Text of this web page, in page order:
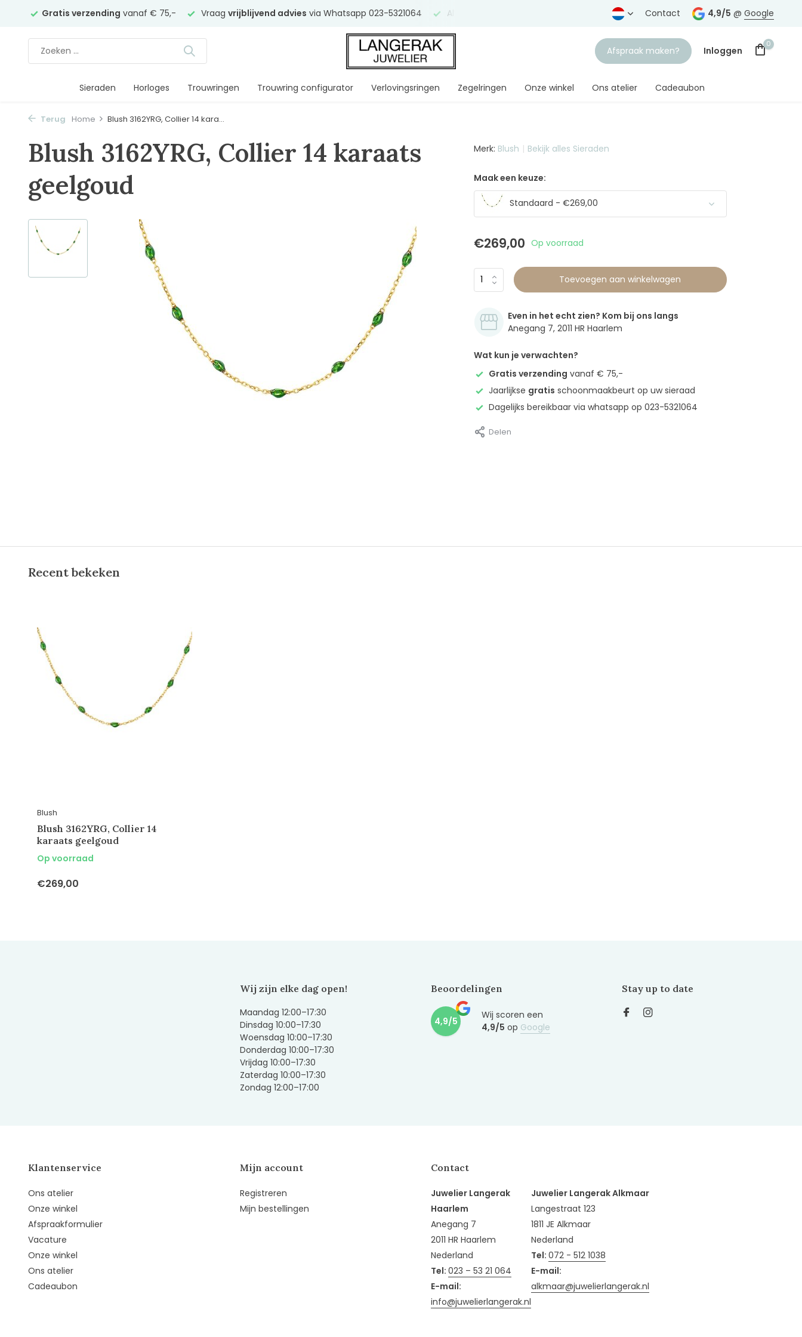
Gratis verzending vanaf € 75,- Vraag vrijblijvend advies via Whatsapp 023-5321064 Al Gratis verzending vanaf € 75,-
Contact 4,9/5 @ Google
Afspraak maken? Inloggen
0
Sieraden Horloges Trouwringen Trouwring configurator Verlovingsringen Zegelringen Onze winkel Ons atelier Cadeaubon
Terug Home Blush 3162YRG, Collier 14 kara...
Blush 3162YRG, Collier 14 karaats
geelgoud
Merk: Blush Bekijk alles Sieraden
Maak een keuze:
Standaard - €269,00
€269,00 Op voorraad
Toevoegen aan winkelwagen
Even in het echt zien? Kom bij ons langs
Anegang 7, 2011 HR Haarlem
Wat kun je verwachten?
Gratis verzending vanaf € 75,-
Jaarlijkse gratis schoonmaakbeurt op uw sieraad
Dagelijks bereikbaar via whatsapp op 023-5321064
Delen
Recent bekeken
Blush
Blush 3162YRG, Collier 14
karaats geelgoud
Op voorraad
€269,00
Wij zijn elke dag open!
Maandag 12:00–17:30
Dinsdag 10:00–17:30
Woensdag 10:00–17:30
Donderdag 10:00–17:30
Vrijdag 10:00–17:30
Zaterdag 10:00–17:30
Zondag 12:00–17:00
Beoordelingen
4,9/5
Wij scoren een
4,9/5 op Google
Stay up to date
Klantenservice
Ons atelier
Onze winkel
Afspraakformulier
Vacature
Onze winkel
Ons atelier
Cadeaubon
Mijn account
Registreren
Mijn bestellingen
Contact
Juwelier Langerak
Haarlem
Anegang 7
2011 HR Haarlem
Nederland
Tel: 023 – 53 21 064
E-mail:
info@juwelierlangerak.nl
Juwelier Langerak Alkmaar
Langestraat 123
1811 JE Alkmaar
Nederland
Tel: 072 - 512 1038
E-mail:
alkmaar@juwelierlangerak.nl